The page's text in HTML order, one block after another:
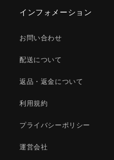
インフォメーション
お問い合わせ
配送について
返品・返金について
利用規約
プライバシーポリシー
運営会社